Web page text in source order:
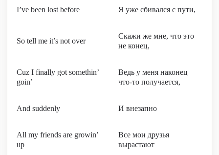
I’ve been lost before Я уже сбивался с пути,
So tell me it’s not over
Скажи же мне, что это
не конец,
Cuz I finally got somethin’
goin’
Ведь у меня наконец
что-то получается,
And suddenly И внезапно
All my friends are growin’
up
Все мои друзья
вырастают